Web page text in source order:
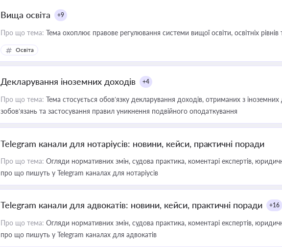
Вища освіта +9
Про що тема: Тема охоплює правове регулювання системи вищої освіти, освітніх рівнів
Освіта
Декларування іноземних доходів +4
Про що тема: Тема стосується обов’язку декларування доходів, отриманих з
зобов’язань та застосування правил уникнення подвійного оподаткування
Telegram канали для нотаріусів: новини, кейси, практичні поради
Про що тема: Огляди нормативних змін, судова практика, коментарі експертів,
про що пишуть у Telegram каналах для нотаріусів
Telegram канали для адвокатів: новини, кейси, практичні поради +16
Про що тема: Огляди нормативних змін, судова практика, коментарі експертів,
про що пишуть у Telegram каналах для адвокатів